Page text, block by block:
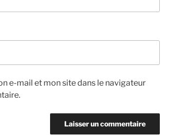
e-mail et mon site dans le navigateur